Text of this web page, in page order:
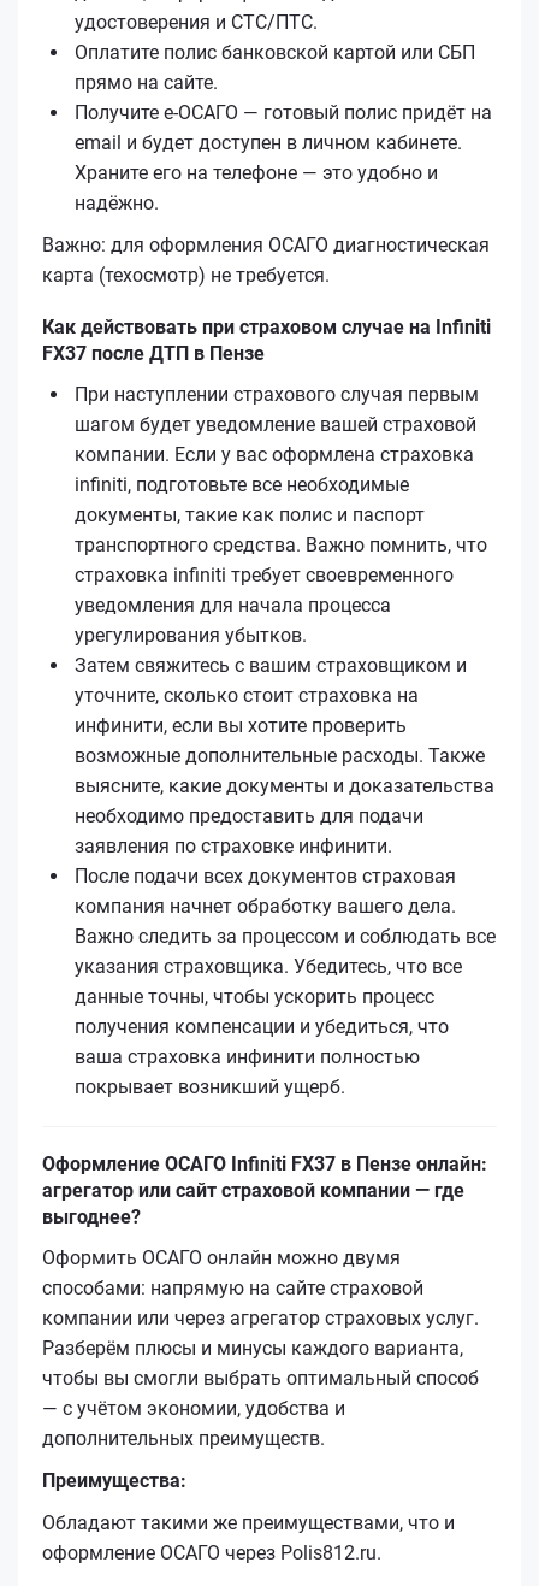
удостоверения и СТС/ПТС.
Оплатите полис банковской картой или СБП
прямо на сайте.
Получите е‑ОСАГО — готовый полис придёт на
email и будет доступен в личном кабинете.
Храните его на телефоне — это удобно и
надёжно.
Важно: для оформления ОСАГО диагностическая
карта (техосмотр) не требуется.
Как действовать при страховом случае на Infiniti
FX37 после ДТП в Пензе
При наступлении страхового случая первым
шагом будет уведомление вашей страховой
компании. Если у вас оформлена страховка
infiniti, подготовьте все необходимые
документы, такие как полис и паспорт
транспортного средства. Важно помнить, что
страховка infiniti требует своевременного
уведомления для начала процесса
урегулирования убытков.
Затем свяжитесь с вашим страховщиком и
уточните, сколько стоит страховка на
инфинити, если вы хотите проверить
возможные дополнительные расходы. Также
выясните, какие документы и доказательства
необходимо предоставить для подачи
заявления по страховке инфинити.
После подачи всех документов страховая
компания начнет обработку вашего дела.
Важно следить за процессом и соблюдать все
указания страховщика. Убедитесь, что все
данные точны, чтобы ускорить процесс
получения компенсации и убедиться, что
ваша страховка инфинити полностью
покрывает возникший ущерб.
Оформление ОСАГО Infiniti FX37 в Пензе онлайн:
агрегатор или сайт страховой компании — где
выгоднее?
Оформить ОСАГО онлайн можно двумя
способами: напрямую на сайте страховой
компании или через агрегатор страховых услуг.
Разберём плюсы и минусы каждого варианта,
чтобы вы смогли выбрать оптимальный способ
— с учётом экономии, удобства и
дополнительных преимуществ.
Преимущества:
Обладают такими же преимуществами, что и
оформление ОСАГО через Polis812.ru.